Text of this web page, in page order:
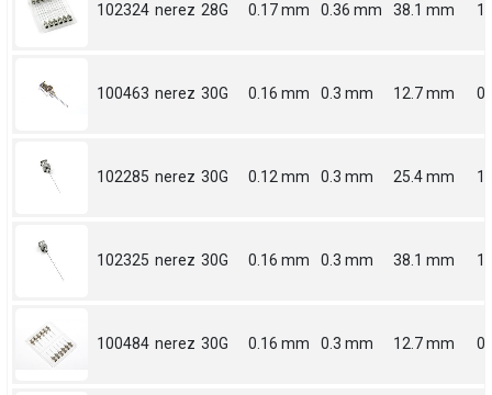
102324 nerez 28G 0.17 mm 0.36 mm 38.1 mm
100463 nerez 30G 0.16 mm 0.3 mm 12.7 mm
102285 nerez 30G 0.12 mm 0.3 mm 25.4 mm 1
102325 nerez 30G 0.16 mm 0.3 mm 38.1 mm
100484 nerez 30G 0.16 mm 0.3 mm 12.7 mm